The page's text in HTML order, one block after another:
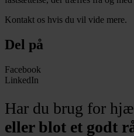
Kontakt os hvis du vil vide mere.
Del på
Facebook
LinkedIn
Har du brug for
eller blot et godt